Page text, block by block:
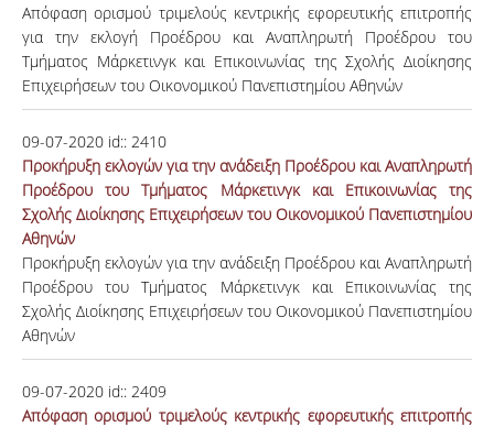
Απόφαση ορισμού τριμελούς κεντρικής εφορευτικής επιτροπής
για την εκλογή Προέδρου και Αναπληρωτή Προέδρου του
Τμήματος Μάρκετινγκ και Επικοινωνίας της Σχολής Διοίκησης
Επιχειρήσεων του Οικονομικού Πανεπιστημίου Αθηνών
09-07-2020 id:: 2410
Προκήρυξη εκλογών για την ανάδειξη Προέδρου και Αναπληρωτή
Προέδρου του Τμήματος Μάρκετινγκ και Επικοινωνίας της
Σχολής Διοίκησης Επιχειρήσεων του Οικονομικού Πανεπιστημίου
Αθηνών
Προκήρυξη εκλογών για την ανάδειξη Προέδρου και Αναπληρωτή
Προέδρου του Τμήματος Μάρκετινγκ και Επικοινωνίας της
Σχολής Διοίκησης Επιχειρήσεων του Οικονομικού Πανεπιστημίου
Αθηνών
09-07-2020 id:: 2409
Απόφαση ορισμού τριμελούς κεντρικής εφορευτικής επιτροπής